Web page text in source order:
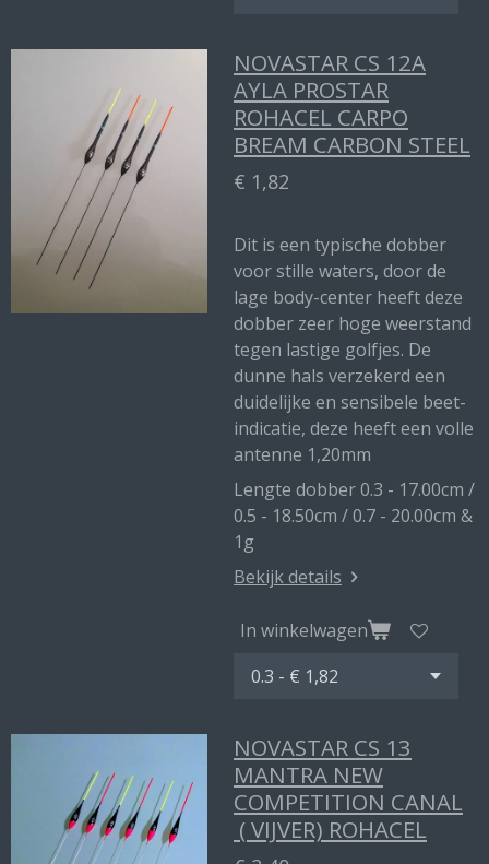
NOVASTAR CS 12A
AYLA PROSTAR
ROHACEL CARPO
BREAM CARBON STEEL
€ 1,82
Dit is een typische dobber
voor stille waters, door de
lage body-center heeft deze
dobber zeer hoge weerstand
tegen lastige golfjes. De
dunne hals verzekerd een
duidelijke en sensibele beet-
indicatie, deze heeft een volle
antenne 1,20mm
Lengte dobber 0.3 - 17.00cm /
0.5 - 18.50cm / 0.7 - 20.00cm &
1g
Bekijk details
In winkelwagen
NOVASTAR CS 13
MANTRA NEW
COMPETITION CANAL
( VIJVER) ROHACEL